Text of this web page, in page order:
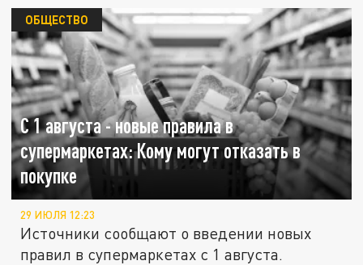
С 1 августа - новые правила в
супермаркетах: Кому могут отказать в
покупке
ОБЩЕСТВО
29 ИЮЛЯ 12:23
Источники сообщают о введении новых
правил в супермаркетах с 1 августа.